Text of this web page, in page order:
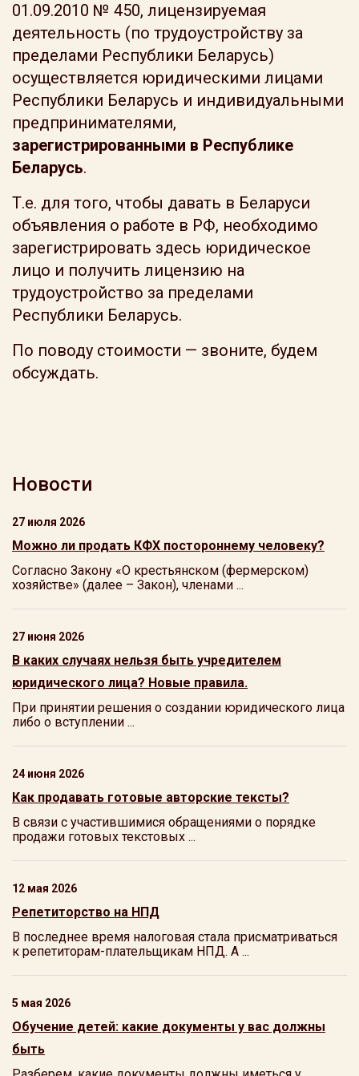
01.09.2010 № 450, лицензируемая
деятельность (по трудоустройству за
пределами Республики Беларусь)
осуществляется юридическими лицами
Республики Беларусь и индивидуальными
предпринимателями,
зарегистрированными в Республике
Беларусь.
Т.е. для того, чтобы давать в Беларуси
объявления о работе в РФ, необходимо
зарегистрировать здесь юридическое
лицо и получить лицензию на
трудоустройство за пределами
Республики Беларусь.
По поводу стоимости — звоните, будем
обсуждать.
Новости
27 июля 2026
Можно ли продать КФХ постороннему человеку?
Согласно Закону «О крестьянском (фермерском)
хозяйстве» (далее – Закон), членами ...
27 июня 2026
В каких случаях нельзя быть учредителем
юридического лица? Новые правила.
При принятии решения о создании юридического лица
либо о вступлении ...
24 июня 2026
Как продавать готовые авторские тексты?
В связи с участившимися обращениями о порядке
продажи готовых текстовых ...
12 мая 2026
Репетиторство на НПД
В последнее время налоговая стала присматриваться
к репетиторам-плательщикам НПД. А ...
5 мая 2026
Обучение детей: какие документы у вас должны
быть